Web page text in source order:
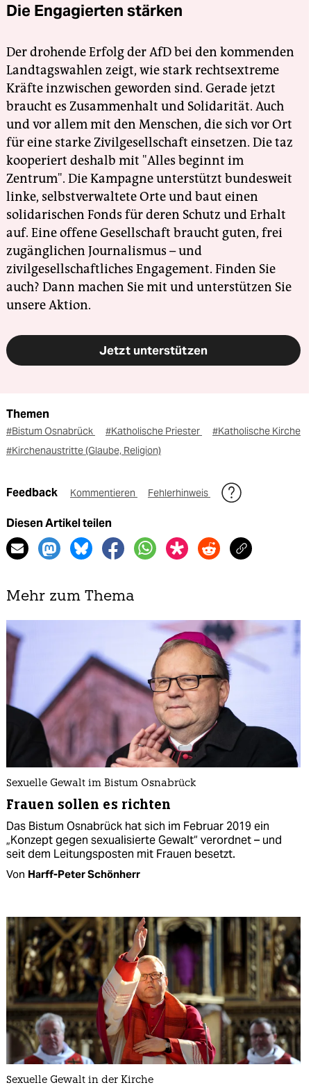
Die Engagierten stärken
Der drohende Erfolg der AfD bei den kommenden
Landtagswahlen zeigt, wie stark rechtsextreme
Kräfte inzwischen geworden sind. Gerade jetzt
braucht es Zusammenhalt und Solidarität. Auch
und vor allem mit den Menschen, die sich vor Ort
für eine starke Zivilgesellschaft einsetzen. Die taz
kooperiert deshalb mit "Alles beginnt im
Zentrum". Die Kampagne unterstützt bundesweit
linke, selbstverwaltete Orte und baut einen
solidarischen Fonds für deren Schutz und Erhalt
auf. Eine offene Gesellschaft braucht guten, frei
zugänglichen Journalismus – und
zivilgesellschaftliches Engagement. Finden Sie
auch? Dann machen Sie mit und unterstützen Sie
unsere Aktion.
Jetzt unterstützen
Themen
#Bistum Osnabrück #Katholische Priester
#Katholische Kirche
#Kirchenaustritte (Glaube, Religion)
Feedback Kommentieren Fehlerhinweis
Diesen Artikel teilen
Mehr zum Thema
Sexuelle Gewalt im Bistum Osnabrück
Frauen sollen es richten
Das Bistum Osnabrück hat sich im Februar 2019 ein
„Konzept gegen sexualisierte Gewalt“ verordnet – und
seit dem Leitungsposten mit Frauen besetzt.
Von Harff-Peter Schönherr
Sexuelle Gewalt in der Kirche